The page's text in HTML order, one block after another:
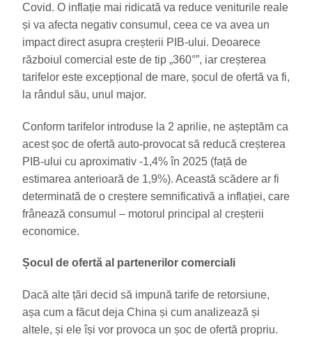
Covid. O inflație mai ridicată va reduce veniturile reale
și va afecta negativ consumul, ceea ce va avea un
impact direct asupra creșterii PIB-ului. Deoarece
războiul comercial este de tip „360°”, iar creșterea
tarifelor este excepțional de mare, șocul de ofertă va fi,
la rândul său, unul major.
Conform tarifelor introduse la 2 aprilie, ne așteptăm ca
acest șoc de ofertă auto-provocat să reducă creșterea
PIB-ului cu aproximativ -1,4% în 2025 (față de
estimarea anterioară de 1,9%). Această scădere ar fi
determinată de o creștere semnificativă a inflației, care
frânează consumul – motorul principal al creșterii
economice.
Șocul de ofertă al partenerilor comerciali
Dacă alte țări decid să impună tarife de retorsiune,
așa cum a făcut deja China și cum analizează și
altele, și ele își vor provoca un șoc de ofertă propriu.